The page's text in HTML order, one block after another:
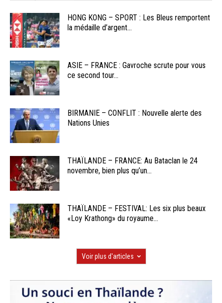
HONG KONG – SPORT : Les Bleus remportent
la médaille d’argent...
ASIE – FRANCE : Gavroche scrute pour vous
ce second tour...
BIRMANIE – CONFLIT : Nouvelle alerte des
Nations Unies
THAÏLANDE – FRANCE: Au Bataclan le 24
novembre, bien plus qu’un...
THAÏLANDE – FESTIVAL: Les six plus beaux
«Loy Krathong» du royaume...
Voir plus d'articles